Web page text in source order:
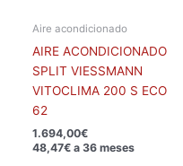
Aire acondicionado
AIRE ACONDICIONADO
SPLIT VIESSMANN
VITOCLIMA 200 S ECO
62
1.694,00€
48,47€ a 36 meses